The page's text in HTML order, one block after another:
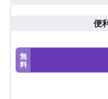
便
無
料